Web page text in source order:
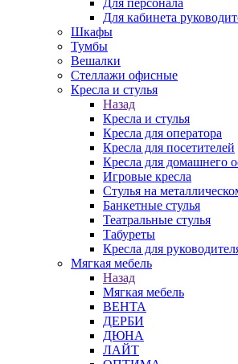
Для персонала
Для кабинета
Шкафы
Тумбы
Вешалки
Стеллажи офисные
Кресла и стулья
Назад
Кресла и стулья
Кресла для оператора
Кресла для посетителей
Кресла для домашнего
Игровые кресла
Стулья на
Банкетные стулья
Театральные стулья
Табуреты
Кресла для
Мягкая мебель
Назад
Мягкая мебель
ВЕНТА
ДЕРБИ
ДЮНА
ЛАЙТ